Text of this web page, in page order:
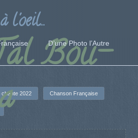
Bou-
l'oeil...
D’une Photo l’Autre
chante 2022 Chanson Française